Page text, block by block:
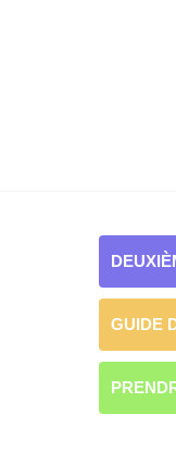
GUIDE